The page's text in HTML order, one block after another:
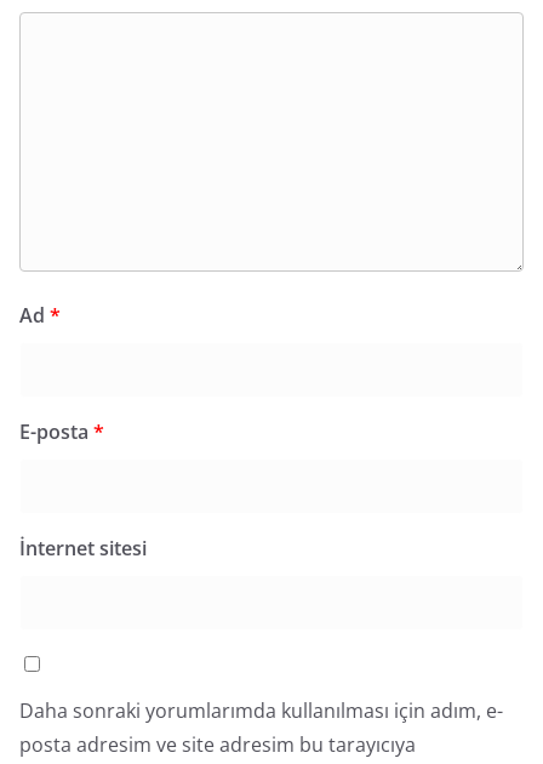
Ad *
E-posta *
İnternet sitesi
Daha sonraki yorumlarımda kullanılması için adım, e-
posta adresim ve site adresim bu tarayıcıya